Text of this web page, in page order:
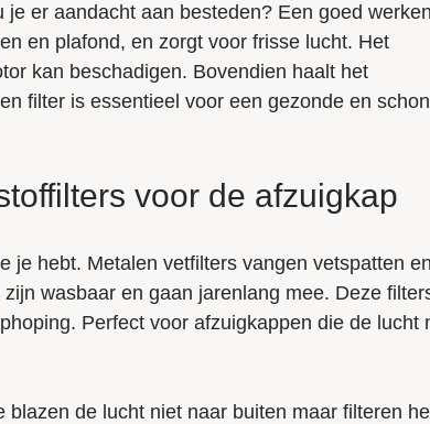
er aandacht aan besteden? Een goed
en plafond, en zorgt voor frisse lucht. Het
kan beschadigen. Bovendien haalt het
filter is essentieel voor een gezonde en
voor de afzuigkap
je hebt. Metalen vetfilters vangen vetspatten en
wasbaar en gaan jarenlang mee. Deze
Perfect voor afzuigkappen die de lucht
de lucht niet naar buiten maar filteren